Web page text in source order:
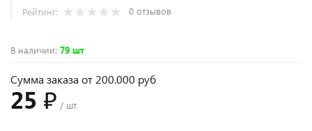
Рейтинг: 0 отзывов
В наличии: 79 шт
Сумма заказа от 200.000 руб
25 ₽ / шт